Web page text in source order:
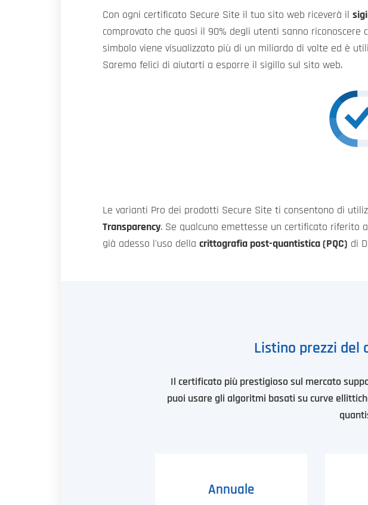
Con ogni certificato Secure Site il tuo sito web riceverà il
comprovato che quasi il 90% degli utenti sanno
simbolo viene visualizzato più di un miliardo di volte ed è
Saremo felici di aiutarti a esporre il sigillo sul sito web.
Le varianti Pro dei prodotti Secure Site ti consentono di
Transparency. Se qualcuno emettesse un certificato riferito
già adesso l'uso della crittografia post-quantistica (PQC) di
Listino prezzi del
Il certificato più prestigioso sul mercato
puoi usare gli algoritmi basati su curve
Annuale